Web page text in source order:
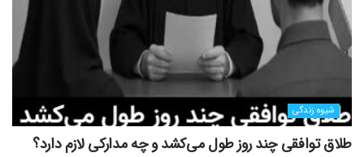
شیوه زندگی
طلاق توافقی چند روز طول می‌کشد و چه مدارکی لازم دارد؟